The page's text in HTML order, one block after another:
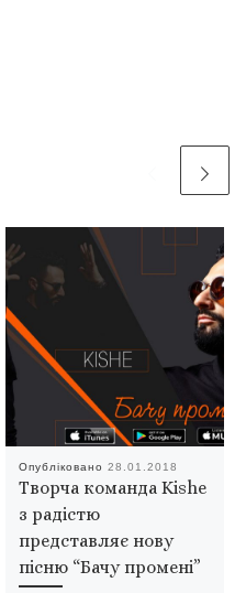
Опубліковано 28.01.2018
Творча команда Kishe
з радістю
представляє нову
пісню “Бачу промені”